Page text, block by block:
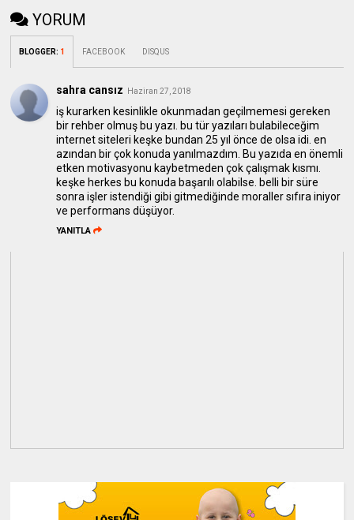
YORUM
BLOGGER: 1 FACEBOOK DISQUS
sahra cansız Haziran 27, 2018
iş kurarken kesinlikle okunmadan geçilmemesi gereken
bir rehber olmuş bu yazı. bu tür yazıları bulabileceğim
internet siteleri keşke bundan 25 yıl önce de olsa idi. en
azından bir çok konuda yanılmazdım. Bu yazıda en önemli
etken motivasyonu kaybetmeden çok çalışmak kısmı.
keşke herkes bu konuda başarılı olabilse. belli bir süre
sonra işler istendiği gibi gitmediğinde moraller sıfıra iniyor
ve performans düşüyor.
YANITLA